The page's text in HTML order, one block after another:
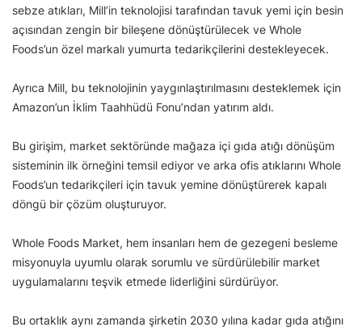
sebze atıkları, Mill’in teknolojisi tarafından tavuk yemi için besin
açısından zengin bir bileşene dönüştürülecek ve Whole
Foods’un özel markalı yumurta tedarikçilerini destekleyecek.
Ayrıca Mill, bu teknolojinin yaygınlaştırılmasını desteklemek için
Amazon’un İklim Taahhüdü Fonu’ndan yatırım aldı.
Bu girişim, market sektöründe mağaza içi gıda atığı dönüşüm
sisteminin ilk örneğini temsil ediyor ve arka ofis atıklarını Whole
Foods’un tedarikçileri için tavuk yemine dönüştürerek kapalı
döngü bir çözüm oluşturuyor.
Whole Foods Market, hem insanları hem de gezegeni besleme
misyonuyla uyumlu olarak sorumlu ve sürdürülebilir market
uygulamalarını teşvik etmede liderliğini sürdürüyor.
Bu ortaklık aynı zamanda şirketin 2030 yılına kadar gıda atığını